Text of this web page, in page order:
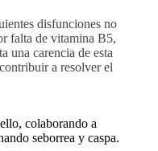
disfunciones no
falta de vitamina B5,
una carencia de esta
a resolver el
colaborando a
seborrea y caspa.